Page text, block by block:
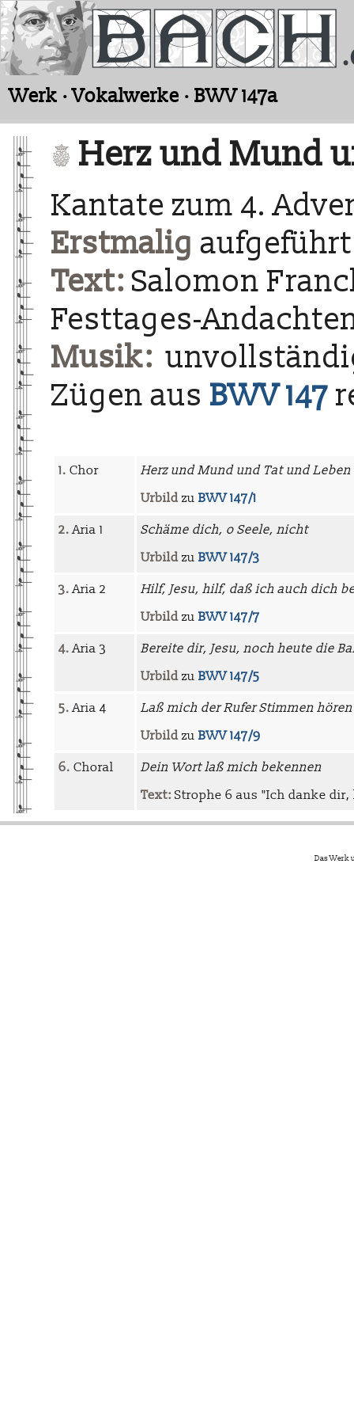
Werk · Vokalwerke · BWV 147a
Herz und Mund
Kantate zum 4.
Erstmalig aufgeführt
Text: Salomon
Festtages-
Musik:
Zügen aus BWV 147
1. Chor
Herz und Mund und Tat und Leben
Urbild zu BWV 147/1
2.Aria 1
Schäme dich, o Seele, nicht
Urbild zu BWV 147/3
3.Aria 2
Hilf, Jesu, hilf, daß ich auch dich
Urbild zu BWV 147/7
4.Aria 3
Bereite dir, Jesu, noch heute die
Urbild zu BWV 147/5
5.Aria 4
Laß mich der Rufer Stimmen hören
Urbild zu BWV 147/9
6. Choral
Dein Wort laß mich bekennen
Text: Strophe 6 aus "Ich danke dir,
Das Werk